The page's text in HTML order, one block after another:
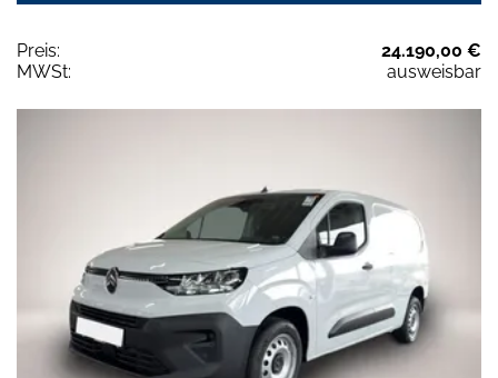
Preis:
24.190,00 €
MWSt:
ausweisbar